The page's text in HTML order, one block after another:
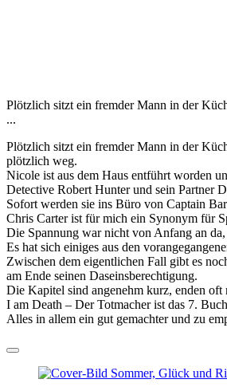
Plötzlich sitzt ein fremder Mann in der
...
Plötzlich sitzt ein fremder Mann in der
plötzlich weg.
Nicole ist aus dem Haus entführt worden
Detective Robert Hunter und sein Partner
Sofort werden sie ins Büro von Captain
Chris Carter ist für mich ein Synonym für
Die Spannung war nicht von Anfang an
Es hat sich einiges aus den
Zwischen dem eigentlichen Fall gibt es
am Ende seinen Daseinsberechtigung.
Die Kapitel sind angenehm kurz, enden
I am Death – Der Totmacher ist das 7.
Alles in allem ein gut gemachter und zu